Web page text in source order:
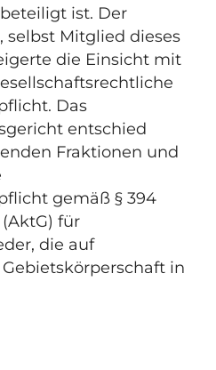
ist. Der
selbst Mitglied dieses
die Einsicht mit
Das
entschied
Fraktionen und
gemäß § 394
für
die auf
in